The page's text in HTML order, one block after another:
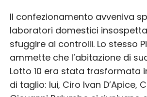
Il confezionamento avveniva
laboratori domestici
sfuggire ai controlli. Lo stesso
ammette che l’abitazione di
Lotto 10 era stata trasformata
di taglio: lui, Ciro Ivan D’Apice,